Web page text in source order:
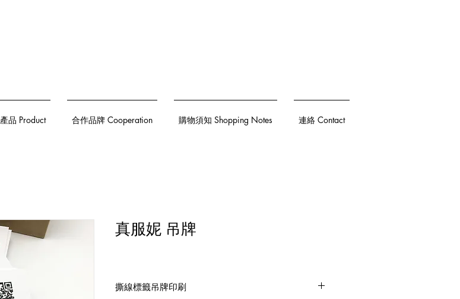
產品 Product 合作品牌 Cooperation 購物須知 Shopping Notes 連絡 Contact
真服妮 吊牌
撕線標籤吊牌印刷